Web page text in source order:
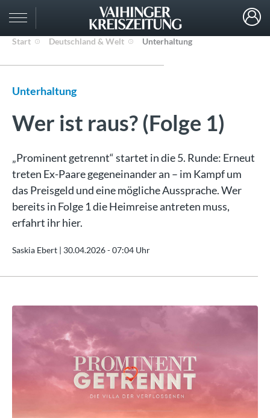
Start Deutschland & Welt Unterhaltung
Unterhaltung
Wer ist raus? (Folge 1)
„Prominent getrennt“ startet in die 5. Runde: Erneut
treten Ex-Paare gegeneinander an – im Kampf um
das Preisgeld und eine mögliche Aussprache. Wer
bereits in Folge 1 die Heimreise antreten muss,
erfahrt ihr hier.
Saskia Ebert | 30.04.2026 - 07:04 Uhr